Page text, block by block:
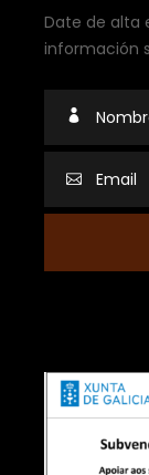
Date de alta
información